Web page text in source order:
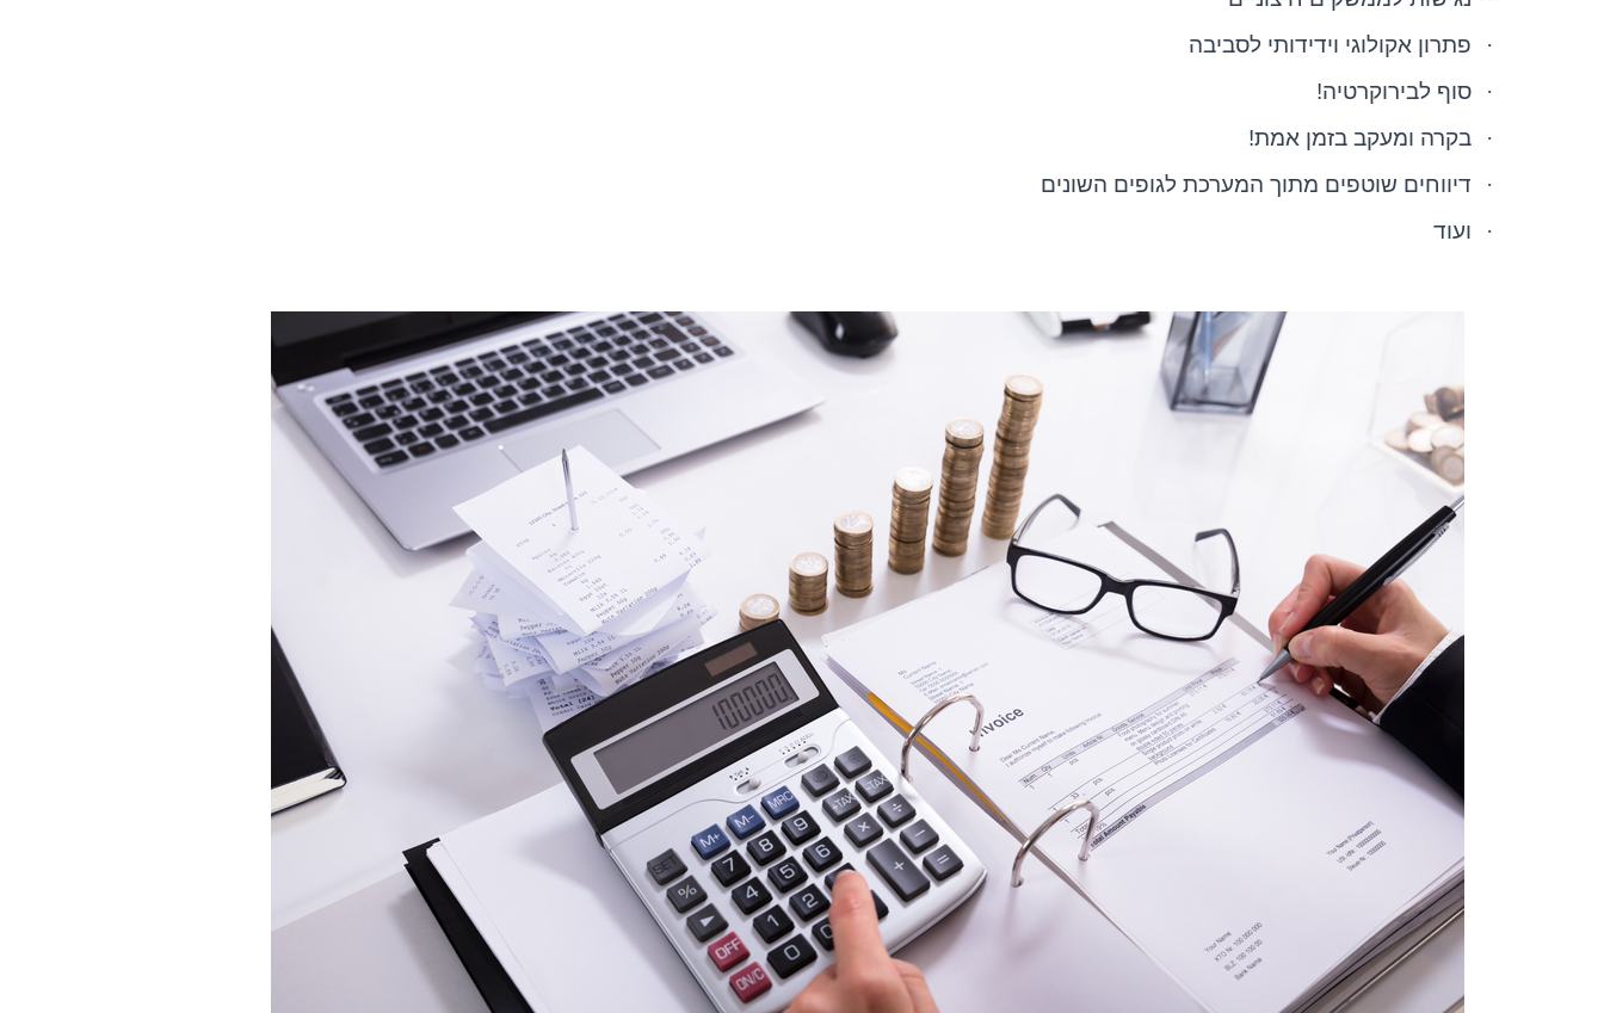
·
פתרון אקולוגי וידידותי לסביבה
·
סוף לבירוקרטיה!
·
בקרה ומעקב בזמן אמת!
·
דיווחים שוטפים מתוך המערכת לגופים השונים
·
ועוד